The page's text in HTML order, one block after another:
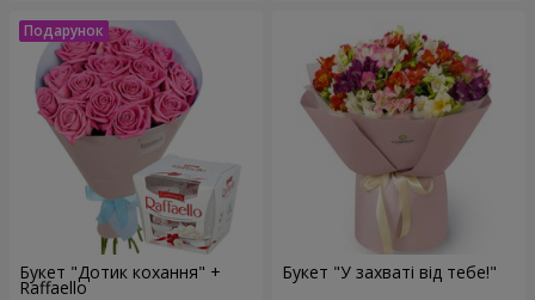
Букет "Дотик кохання" +
Raffaello
Букет "У захваті від тебе!"